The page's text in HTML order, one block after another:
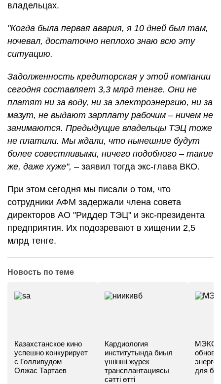
владельцах.
"Когда была первая авария, я 10 дней был там,
ночевал, достаточно неплохо знаю всю эту
ситуацию.
Задолженность кредиторская у этой компании
сегодня составляет 3,3 млрд тенге. Они не
платят ни за воду, ни за электроэнергию, ни за
мазут, не выдают зарплату рабочим – ничем не
занимаются. Предыдущие владельцы ТЭЦ тоже
не платили. Мы ждали, что нынешние будут
более совестливыми, ничего подобного – такие
же, даже хуже", – заявил тогда экс-глава ВКО.
При этом сегодня мы писали о том, что
сотрудники АФМ задержали члена совета
директоров АО "Риддер ТЭЦ" и экс-президента
предприятия. Их подозревают в хищении 2,5
млрд тенге.
Новость по теме
Казахстанское кино
успешно конкурирует
с Голливудом —
Олжас Тартаев
Кардиология
институтында биыл
үшінші жүрек
трансплантациясы
сәтті өтті
МЭКС -
для